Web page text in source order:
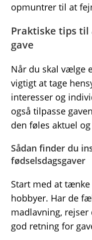
opmuntrer til at
Praktiske tips
gave
Når du skal vælge
vigtigt at tage
interesser og
også tilpasse
den føles aktuel
Sådan finder du
fødselsdagsgaver
Start med at
hobbyer. Har de
madlavning, rejser
god retning for